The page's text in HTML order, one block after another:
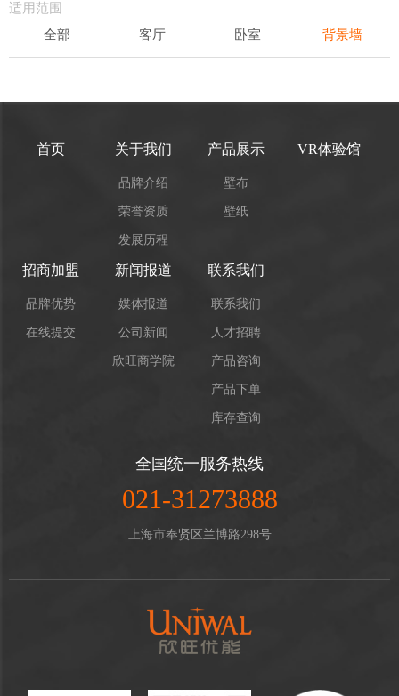
适用范围
全部
客厅 卧室 背景墙
首页 关于我们
品牌介绍
荣誉资质
发展历程
产品展示
壁布
壁纸
VR体验馆
招商加盟
品牌优势
在线提交
新闻报道
媒体报道
公司新闻
欣旺商学院
联系我们
联系我们
人才招聘
产品咨询
产品下单
库存查询
全国统一服务热线
021-31273888
上海市奉贤区兰博路298号